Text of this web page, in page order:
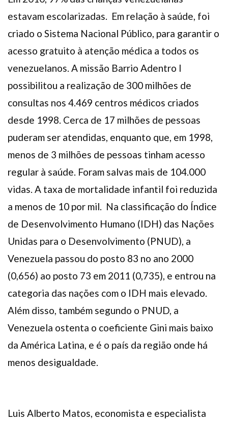
estavam escolarizadas. Em relação à saúde, foi
criado o Sistema Nacional Público, para garantir o
acesso gratuito à atenção médica a todos os
venezuelanos. A missão Barrio Adentro I
possibilitou a realização de 300 milhões de
consultas nos 4.469 centros médicos criados
desde 1998. Cerca de 17 milhões de pessoas
puderam ser atendidas, enquanto que, em 1998,
menos de 3 milhões de pessoas tinham acesso
regular à saúde. Foram salvas mais de 104.000
vidas. A taxa de mortalidade infantil foi reduzida
a menos de 10 por mil. Na classificação do Índice
de Desenvolvimento Humano (IDH) das Nações
Unidas para o Desenvolvimento (PNUD), a
Venezuela passou do posto 83 no ano 2000
(0,656) ao posto 73 em 2011 (0,735), e entrou na
categoria das nações com o IDH mais elevado.
Além disso, também segundo o PNUD, a
Venezuela ostenta o coeficiente Gini mais baixo
da América Latina, e é o país da região onde há
menos desigualdade.
Luis Alberto Matos, economista e especialista